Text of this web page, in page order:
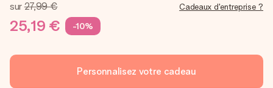
sur27,99 €
25,19 € -10%
Cadeaux d'entreprise ?
Personnalisez votre cadeau